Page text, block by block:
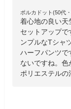
ポルカドット(50代
着心地の良い天
セットアップ
ンプルなTシャ
ハーフパンツで
ないですね。色
ポリエステルの